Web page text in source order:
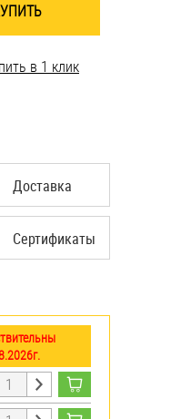
в 1 клик
Доставка
Сертификаты